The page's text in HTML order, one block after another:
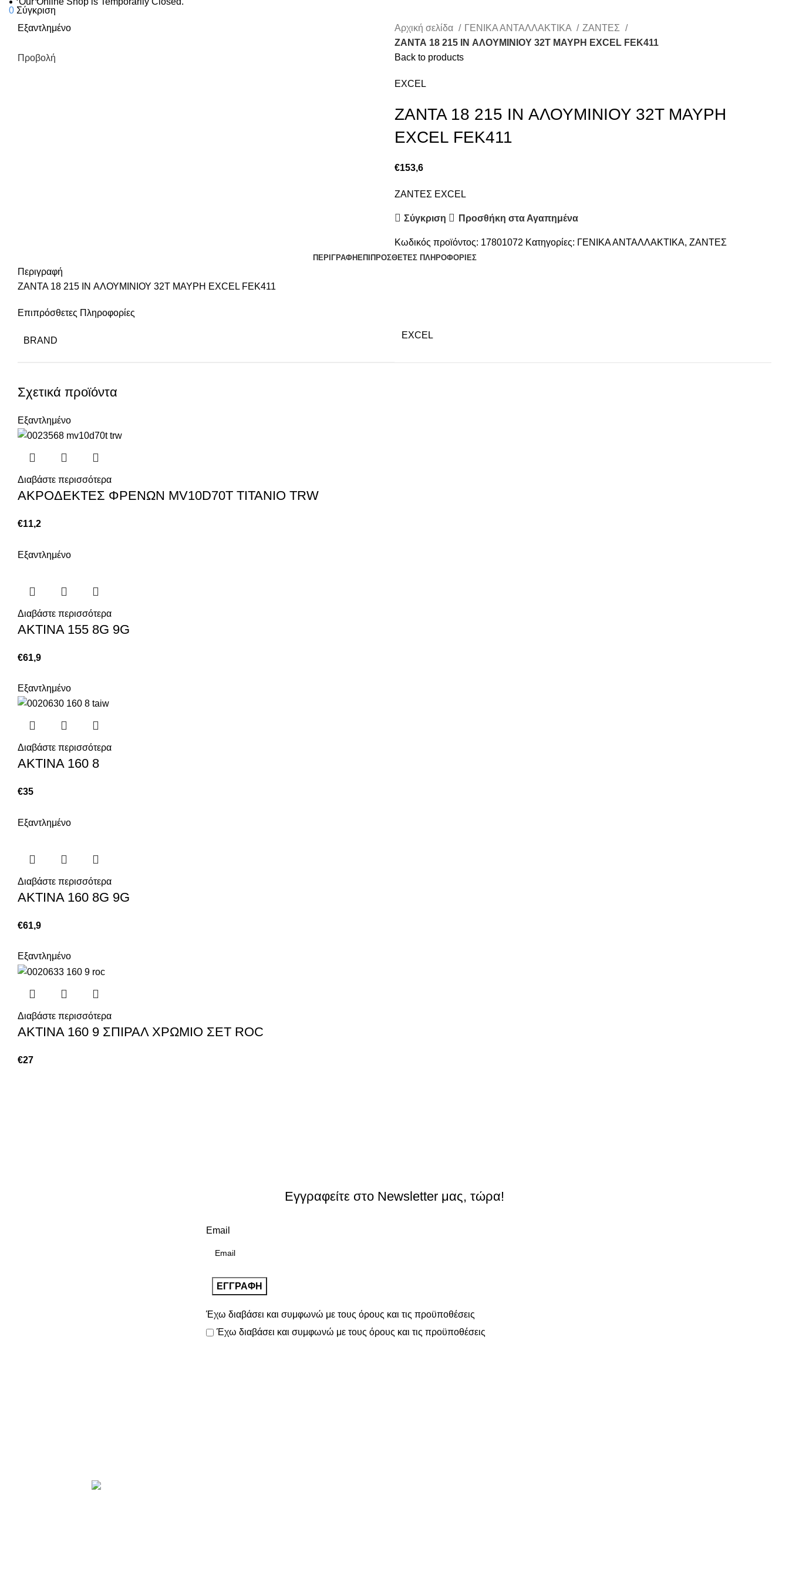
0 Σύγκριση
Εξαντλημένο
Προβολή
Αρχική σελίδα ΓΕΝΙΚΑ ΑΝΤΑΛΛΑΚΤΙΚΑ
ΖΑΝΤΕΣ
ΖΑΝΤΑ 18 215 IN ΑΛΟΥΜΙΝΙΟΥ 32T ΜΑΥΡΗ EXCEL FEK411
Back to products
EXCEL
ΖΑΝΤΑ 18 215 IN ΑΛΟΥΜΙΝΙΟΥ 32T ΜΑΥΡΗ
EXCEL FEK411
€153,6
ΖΑΝΤΕΣ EXCEL
Σύγκριση Προσθήκη στα Αγαπημένα
Κωδικός προϊόντος: 17801072 Κατηγορίες: ΓΕΝΙΚΑ ΑΝΤΑΛΛΑΚΤΙΚΑ, ΖΑΝΤΕΣ
ΠΕΡΙΓΡΑΦΉ ΕΠΙΠΡΌΣΘΕΤΕΣ ΠΛΗΡΟΦΟΡΊΕΣ
Περιγραφή
ΖΑΝΤΑ 18 215 IN ΑΛΟΥΜΙΝΙΟΥ 32T ΜΑΥΡΗ EXCEL FEK411
Επιπρόσθετες Πληροφορίες
BRAND
EXCEL
Σχετικά προϊόντα
Εξαντλημένο
Διαβάστε περισσότερα
ΑΚΡΟΔΕΚΤΕΣ ΦΡΕΝΩΝ MV10D70T ΤΙΤΑΝΙΟ TRW
€11,2
Εξαντλημένο
Διαβάστε περισσότερα
ΑΚΤΙΝΑ 155 8G 9G
€61,9
Εξαντλημένο
Διαβάστε περισσότερα
ΑΚΤΙΝΑ 160 8
€35
Εξαντλημένο
Διαβάστε περισσότερα
ΑΚΤΙΝΑ 160 8G 9G
€61,9
Εξαντλημένο
Διαβάστε περισσότερα
ΑΚΤΙΝΑ 160 9 ΣΠΙΡΑΛ ΧΡΩΜΙΟ ΣΕΤ ROC
€27
Εγγραφείτε στο Newsletter μας, τώρα!
Email
Έχω διαβάσει και συμφωνώ με τους όρους και τις προϋποθέσεις
Έχω διαβάσει και συμφωνώ με τους όρους και τις προϋποθέσεις